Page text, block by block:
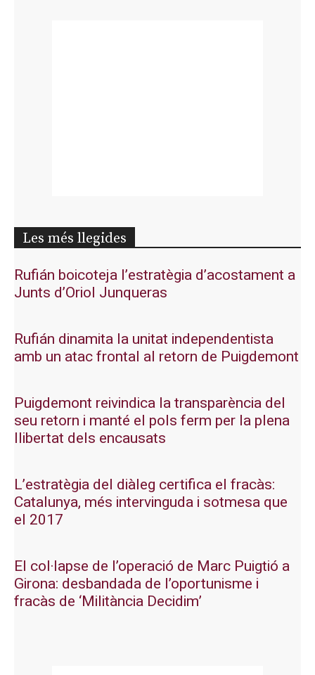
Les més llegides
Rufián boicoteja l’estratègia d’acostament a
Junts d’Oriol Junqueras
Rufián dinamita la unitat independentista
amb un atac frontal al retorn de Puigdemont
Puigdemont reivindica la transparència del
seu retorn i manté el pols ferm per la plena
llibertat dels encausats
L’estratègia del diàleg certifica el fracàs:
Catalunya, més intervinguda i sotmesa que
el 2017
El col·lapse de l’operació de Marc Puigtió a
Girona: desbandada de l’oportunisme i
fracàs de ‘Militància Decidim’